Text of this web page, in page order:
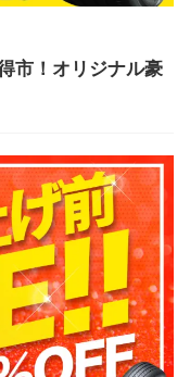
市！オリジナル豪